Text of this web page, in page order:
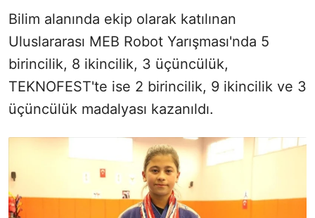
Bilim alanında ekip olarak katılınan
Uluslararası MEB Robot Yarışması'nda 5
birincilik, 8 ikincilik, 3 üçüncülük,
TEKNOFEST'te ise 2 birincilik, 9 ikincilik ve 3
üçüncülük madalyası kazanıldı.